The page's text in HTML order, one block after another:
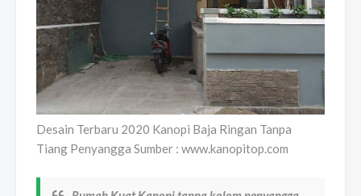
Desain Terbaru 2020 Kanopi Baja Ringan Tanpa
Tiang Penyangga Sumber : www.kanopitop.com